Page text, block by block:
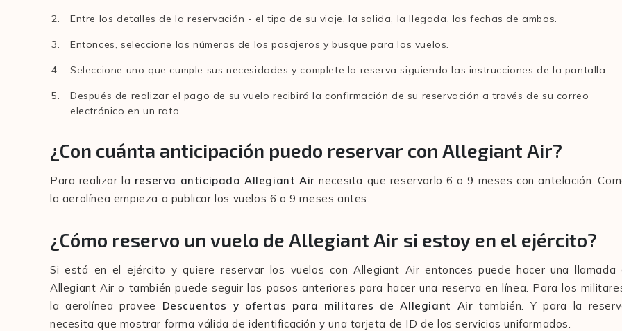
Entre los detalles de la reservación - el tipo de su viaje, la salida, la llegada, las fechas de ambos.
Entonces, seleccione los números de los pasajeros y busque para los vuelos.
Seleccione uno que cumple sus necesidades y complete la reserva siguiendo las instrucciones de la pantalla.
Después de realizar el pago de su vuelo recibirá la confirmación de su reservación a través de su correo
electrónico en un rato.
¿Con cuánta anticipación puedo reservar con Allegiant Air?
Para realizar la reserva anticipada Allegiant Airnecesita que reservarlo 6 o 9 meses con antelación.
la aerolínea empieza a publicar los vuelos 6 o 9 meses antes.
¿Cómo reservo un vuelo de Allegiant Air si estoy en el ejército?
Si está en el ejército y quiere reservar los vuelos con Allegiant Air entonces puede hacer una llamada
Allegiant Air o también puede seguir los pasos anteriores para hacer una reserva en línea. Para los
la aerolínea provee Descuentos y ofertas para militares de Allegiant Airtambién. Y para la
necesita que mostrar forma válida de identificación y una tarjeta de ID de los servicios uniformados.